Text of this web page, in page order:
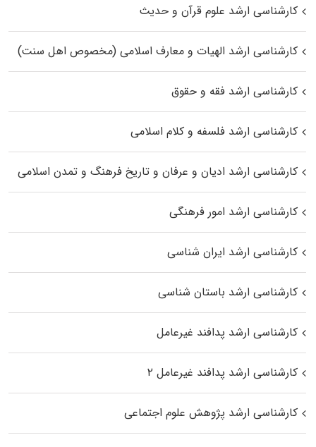
کارشناسی ارشد علوم قرآن و حدیث
کارشناسی ارشد الهیات و معارف اسلامی (مخصوص اهل سنت)
کارشناسی ارشد فقه و حقوق
کارشناسی ارشد فلسفه و کلام اسلامی
کارشناسی ارشد ادیان و عرفان و تاریخ فرهنگ و تمدن اسلامی
کارشناسی ارشد امور فرهنگی
کارشناسی ارشد ایران شناسی
کارشناسی ارشد باستان شناسی
کارشناسی ارشد پدافند غیرعامل
کارشناسی ارشد پدافند غیرعامل ۲
کارشناسی ارشد پژوهش علوم اجتماعی